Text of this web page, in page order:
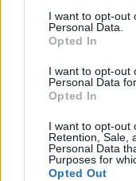
I want to opt-out
Personal Data.
Opted In
I want to opt-out
Personal Data
Opted In
I want to opt-out
Retention, Sale,
Personal Data
Purposes for
Opted Out